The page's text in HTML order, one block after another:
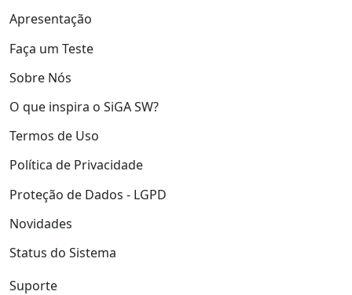
Apresentação
Faça um Teste
Sobre Nós
O que inspira o SiGA SW?
Termos de Uso
Política de Privacidade
Proteção de Dados - LGPD
Novidades
Status do Sistema
Suporte